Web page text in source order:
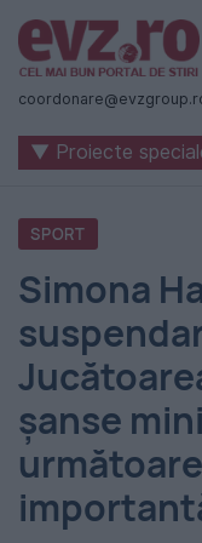
Știri
naționale
internaționale
România
-
Evenimentul
Zilei
▼ Proiecte
SPORT
Simona
șanse